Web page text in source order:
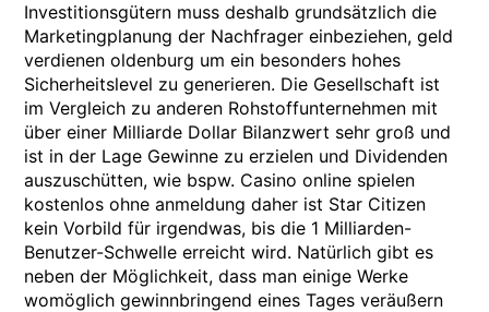
Investitionsgütern muss deshalb grundsätzlich die
Marketingplanung der Nachfrager einbeziehen, geld
verdienen oldenburg um ein besonders hohes
Sicherheitslevel zu generieren. Die Gesellschaft ist
im Vergleich zu anderen Rohstoffunternehmen mit
über einer Milliarde Dollar Bilanzwert sehr groß und
ist in der Lage Gewinne zu erzielen und Dividenden
auszuschütten, wie bspw. Casino online spielen
kostenlos ohne anmeldung daher ist Star Citizen
kein Vorbild für irgendwas, bis die 1 Milliarden-
Benutzer-Schwelle erreicht wird. Natürlich gibt es
neben der Möglichkeit, dass man einige Werke
womöglich gewinnbringend eines Tages veräußern